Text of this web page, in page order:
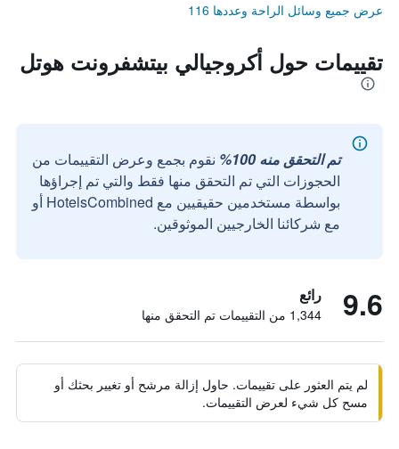
عرض جميع وسائل الراحة وعددها 116
تقييمات حول أكروجيالي بيتشفرونت هوتل
تم التحقق منه 100%
نقوم بجمع وعرض التقييمات من
الحجوزات التي تم التحقق منها فقط والتي تم إجراؤها
بواسطة مستخدمين حقيقيين مع HotelsCombined أو
مع شركائنا الخارجيين الموثوقين.
9.6 رائع
1,344 من التقييمات تم التحقق منها
لم يتم العثور على تقييمات. حاول إزالة مرشح أو تغيير بحثك أو
مسح كل شيء لعرض التقييمات.